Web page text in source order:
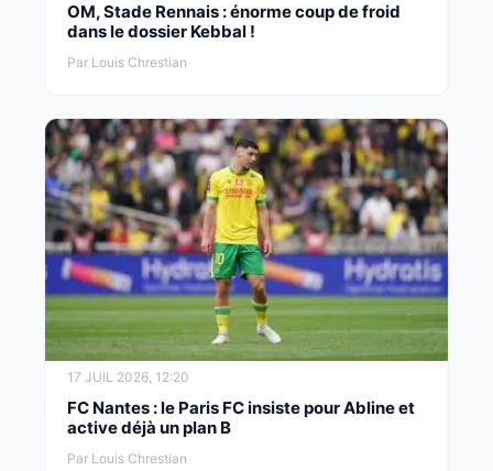
OM, Stade Rennais : énorme coup de froid
dans le dossier Kebbal !
Par Louis Chrestian
17 JUIL 2026, 12:20
FC Nantes : le Paris FC insiste pour Abline et
active déjà un plan B
Par Louis Chrestian